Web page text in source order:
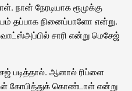
நான் நேரடியாக ரூமுக்கு
தப்பாக நினைப்பாளோ என்று.
சாரி என்று மெசேஜ்
படித்தால். ஆனால் ரிப்ளை
கோபித்துக் கொண்டாள் என்று